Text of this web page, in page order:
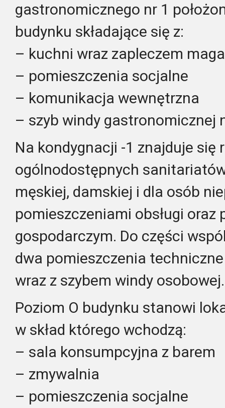
gastronomicznego nr 1
budynku składające się z:
– kuchni wraz zapleczem
– pomieszczenia socjalne
– komunikacja wewnętrzna
– szyb windy gastronomicznej
Na kondygnacji -1 znajduje się
ogólnodostępnych
męskiej, damskiej i dla osób
pomieszczeniami obsługi oraz
gospodarczym. Do części
dwa pomieszczenia
wraz z szybem windy osobowej.
Poziom O budynku stanowi
w skład którego wchodzą:
– sala konsumpcyjna z barem
– zmywalnia
– pomieszczenia socjalne